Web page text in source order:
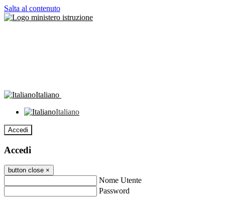
Salta al contenuto
Italiano
Italiano
Accedi
Accedi
button close ×
Nome Utente
Password